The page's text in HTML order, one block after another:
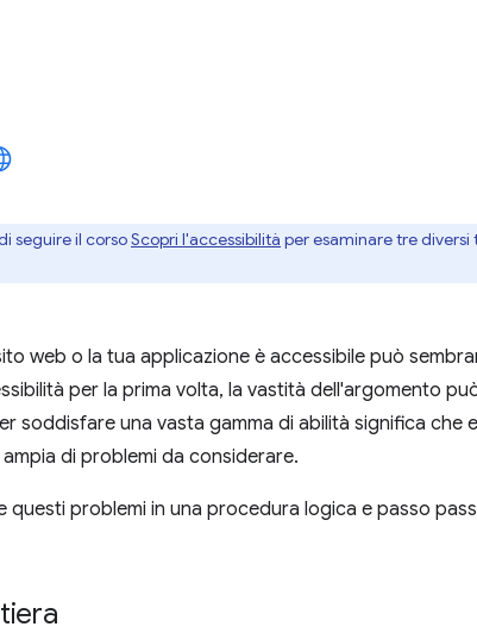
seguire il corsoScopri l'accessibilità per esaminare tre
web o la tua applicazione è accessibile può
per la prima volta, la vastità dell'argomento
soddisfare una vasta gamma di abilità significa che
di problemi da considerare.
problemi in una procedura logica e passo